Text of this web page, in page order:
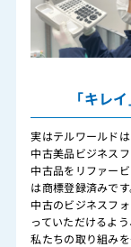
「キレ
実はテルワールド
中古美品ビジネスフ
中古品をリファー
は商標登録済みです
中古のビジネスフ
っていただけるよう
私たちの取り組み